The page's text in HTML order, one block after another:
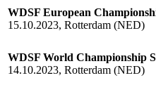
WDSF European
15.10.2023, Rotterdam (NED)
WDSF World Championship
14.10.2023, Rotterdam (NED)